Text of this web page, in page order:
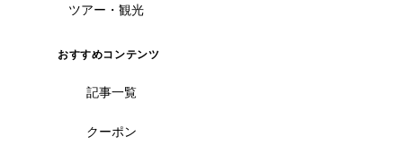
ツアー・観光
おすすめコンテンツ
記事一覧
クーポン